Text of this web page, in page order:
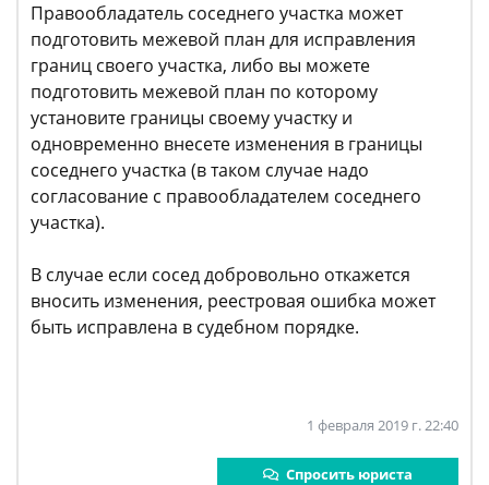
Правообладатель соседнего участка может
подготовить межевой план для исправления
границ своего участка, либо вы можете
подготовить межевой план по которому
установите границы своему участку и
одновременно внесете изменения в границы
соседнего участка (в таком случае надо
согласование с правообладателем соседнего
участка).
В случае если сосед добровольно откажется
вносить изменения, реестровая ошибка может
быть исправлена в судебном порядке.
1 февраля 2019 г. 22:40
Спросить юриста